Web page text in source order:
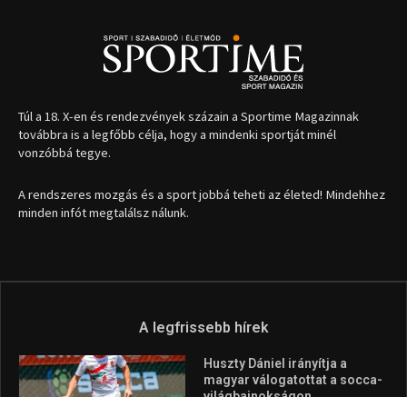
Túl a 18. X-en és rendezvények százain a Sportime Magazinnak
továbbra is a legfőbb célja, hogy a mindenki sportját minél
vonzóbbá tegye.
A rendszeres mozgás és a sport jobbá teheti az életed! Mindehhez
minden infót megtalálsz nálunk.
A legfrissebb hírek
Huszty Dániel irányítja a
magyar válogatottat a socca-